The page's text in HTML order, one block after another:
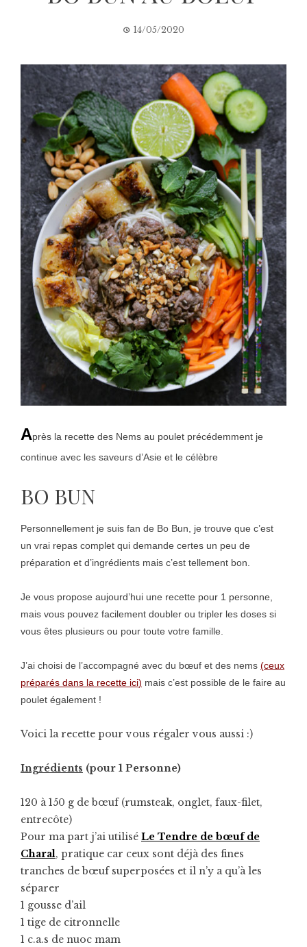
14/05/2020
Après la recette des Nems au poulet précédemment je
continue avec les saveurs d’Asie et le célèbre
BO BUN
Personnellement je suis fan de Bo Bun, je trouve que c’est
un vrai repas complet qui demande certes un peu de
préparation et d’ingrédients mais c’est tellement bon.
Je vous propose aujourd’hui une recette pour 1 personne,
mais vous pouvez facilement doubler ou tripler les doses si
vous êtes plusieurs ou pour toute votre famille.
J’ai choisi de l’accompagné avec du bœuf et des nems (ceux
préparés dans la recette ici) mais c’est possible de le faire au
poulet également !
Voici la recette pour vous régaler vous aussi :)
Ingrédients (pour 1 Personne)
120 à 150 g de bœuf (rumsteak, onglet, faux-filet,
entrecôte)
Pour ma part j’ai utilisé Le Tendre de bœuf de
Charal, pratique car ceux sont déjà des fines
tranches de bœuf superposées et il n’y a qu’à les
séparer
1 gousse d’ail
1 tige de citronnelle
1 c.a.s de nuoc mam